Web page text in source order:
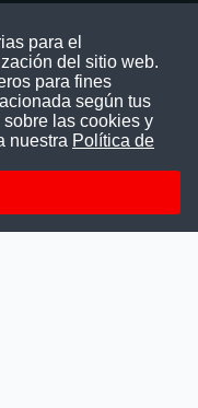
para el
del sitio web.
para fines
según tus
las cookies y
nuestra Política de